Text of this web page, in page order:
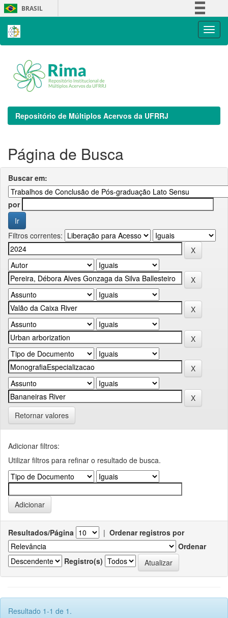
Skip
navigation
BRASIL
Repositório de Múltiplos Acervos da UFRRJ
Página de Busca
Buscar em:
por
Filtros correntes:
Retornar valores
Adicionar filtros:
Utilizar filtros para refinar o resultado de busca.
Resultados/Página | Ordenar registros por
Ordenar
Registro(s)
Resultado 1-1 de 1.